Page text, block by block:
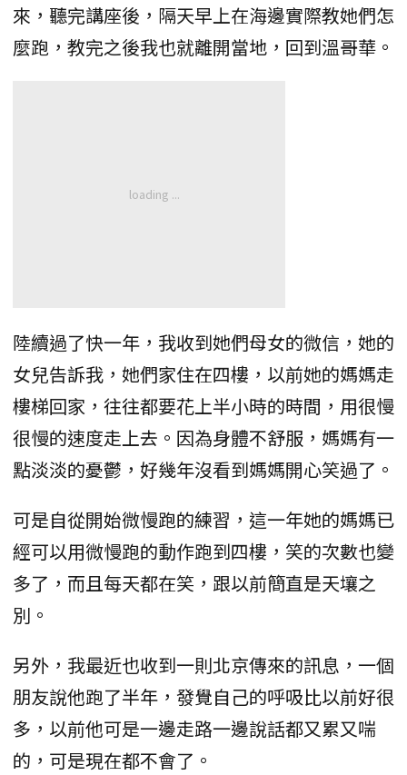
來，聽完講座後，隔天早上在海邊實際教她們怎
麼跑，教完之後我也就離開當地，回到溫哥華。
陸續過了快一年，我收到她們母女的微信，她的
女兒告訴我，她們家住在四樓，以前她的媽媽走
樓梯回家，往往都要花上半小時的時間，用很慢
很慢的速度走上去。因為身體不舒服，媽媽有一
點淡淡的憂鬱，好幾年沒看到媽媽開心笑過了。
可是自從開始微慢跑的練習，這一年她的媽媽已
經可以用微慢跑的動作跑到四樓，笑的次數也變
多了，而且每天都在笑，跟以前簡直是天壤之
別。
另外，我最近也收到一則北京傳來的訊息，一個
朋友說他跑了半年，發覺自己的呼吸比以前好很
多，以前他可是一邊走路一邊說話都又累又喘
的，可是現在都不會了。